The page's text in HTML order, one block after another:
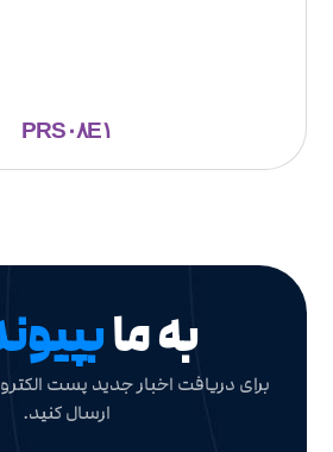
PRS۰۸E۱
به ما
برای دریافت اخبار جدید پست
ارسال کنید.